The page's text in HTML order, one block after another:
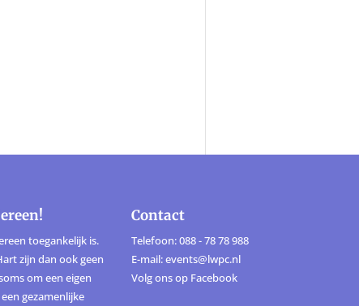
toegankelijk is.
zijn dan ook geen
om een eigen
gezamenlijke
Contact
Telefoon: 088 - 78 78 988
E-mail: events@lwpc.nl
Volg ons op Facebook